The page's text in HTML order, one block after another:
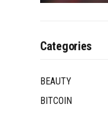
Categories
BEAUTY
BITCOIN